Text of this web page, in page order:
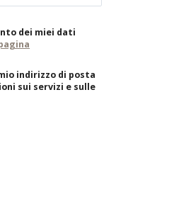
dei miei dati
indirizzo di posta
sui servizi e sulle